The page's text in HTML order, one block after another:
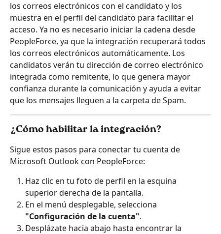
los correos electrónicos con el candidato y los
muestra en el perfil del candidato para facilitar el
acceso. Ya no es necesario iniciar la cadena desde
PeopleForce, ya que la integración recuperará todos
los correos electrónicos automáticamente. Los
candidatos verán tu dirección de correo electrónico
integrada como remitente, lo que genera mayor
confianza durante la comunicación y ayuda a evitar
que los mensajes lleguen a la carpeta de Spam.
¿Cómo habilitar la integración?
Sigue estos pasos para conectar tu cuenta de
Microsoft Outlook con PeopleForce:
Haz clic en tu foto de perfil en la esquina
superior derecha de la pantalla.
En el menú desplegable, selecciona
"Configuración de la cuenta".
Desplázate hacia abajo hasta encontrar la